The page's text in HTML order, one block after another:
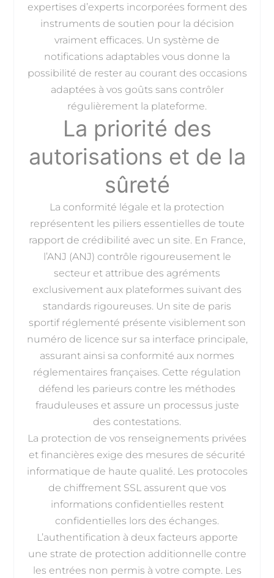
expertises d’experts incorporées forment des
instruments de soutien pour la décision
vraiment efficaces. Un système de
notifications adaptables vous donne la
possibilité de rester au courant des occasions
adaptées à vos goûts sans contrôler
régulièrement la plateforme.
La priorité des
autorisations et de la
sûreté
La conformité légale et la protection
représentent les piliers essentielles de toute
rapport de crédibilité avec un site. En France,
l’ANJ (ANJ) contrôle rigoureusement le
secteur et attribue des agréments
exclusivement aux plateformes suivant des
standards rigoureuses. Un site de paris
sportif réglementé présente visiblement son
numéro de licence sur sa interface principale,
assurant ainsi sa conformité aux normes
réglementaires françaises. Cette régulation
défend les parieurs contre les méthodes
frauduleuses et assure un processus juste
des contestations.
La protection de vos renseignements privées
et financières exige des mesures de sécurité
informatique de haute qualité. Les protocoles
de chiffrement SSL assurent que vos
informations confidentielles restent
confidentielles lors des échanges.
L’authentification à deux facteurs apporte
une strate de protection additionnelle contre
les entrées non permis à votre compte. Les